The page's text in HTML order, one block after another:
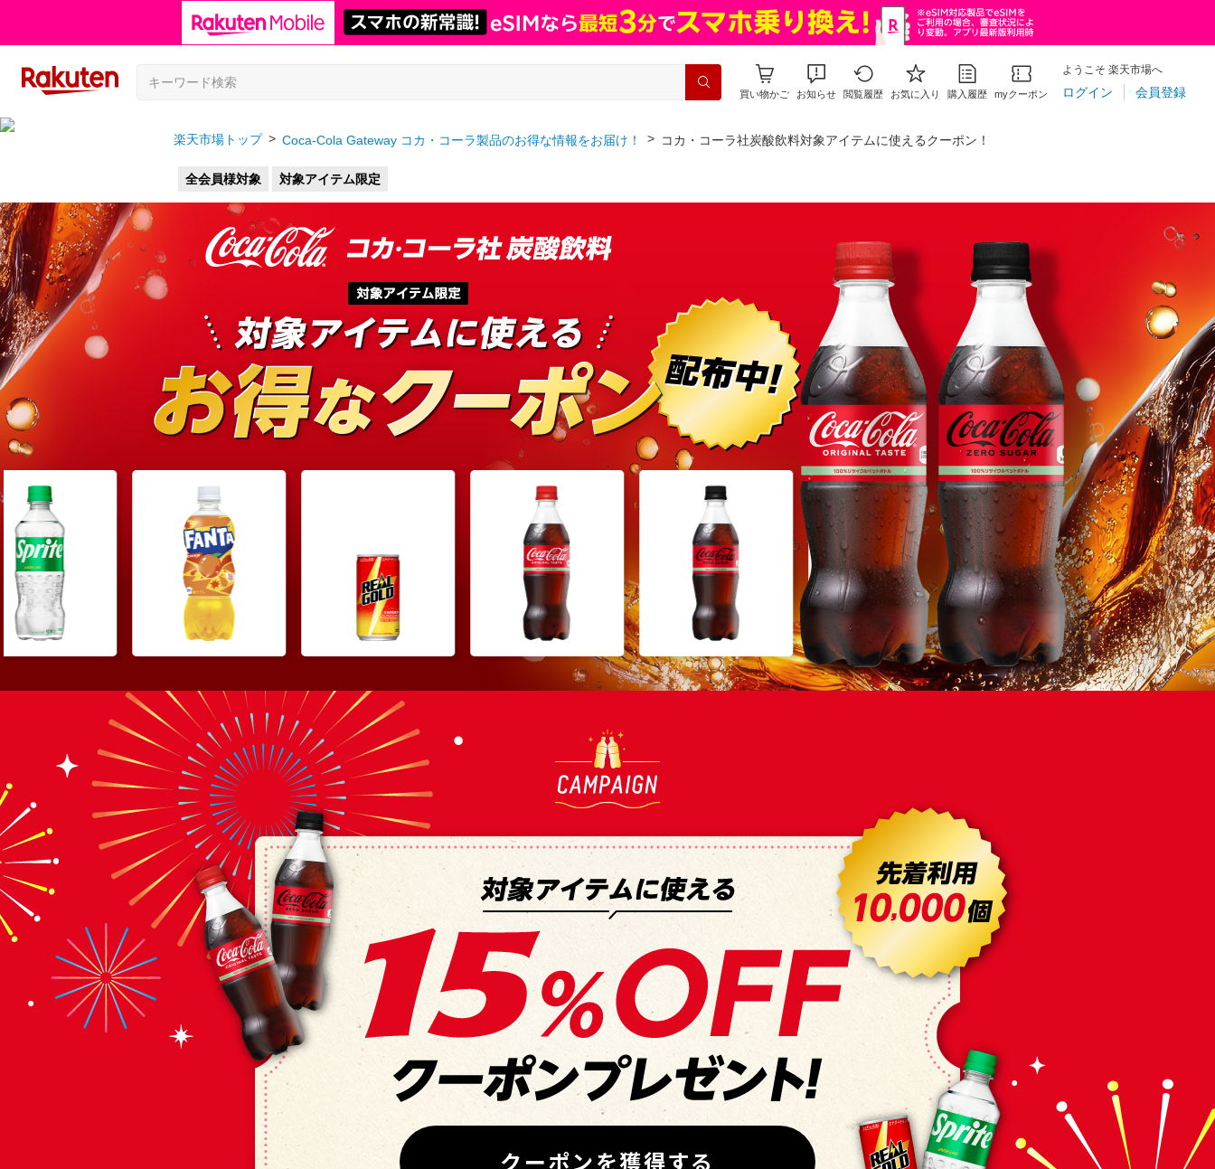
買い物かご お知らせ 閲覧履歴 お気に入り 購入履歴 myクーポン
ようこそ 楽天市場へ
ログイン 会員登録
楽天市場トップ Coca-Cola Gateway コカ・コーラ製品のお得な情報をお届け！ コカ・コーラ社炭酸飲料対象アイテムに使えるクーポン！
全会員様対象 対象アイテム限定
クーポンを獲得する